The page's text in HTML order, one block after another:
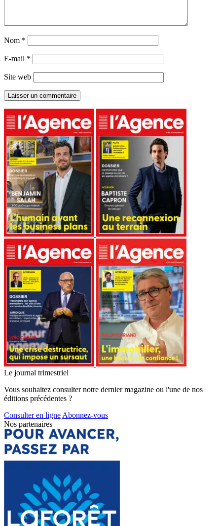
Nom *
E-mail *
Site web
Le journal trimestriel
Vous souhaitez consulter notre dernier magazine ou l'une de nos
éditions précédentes ?
Consulter en ligne Abonnez-vous
Nos partenaires